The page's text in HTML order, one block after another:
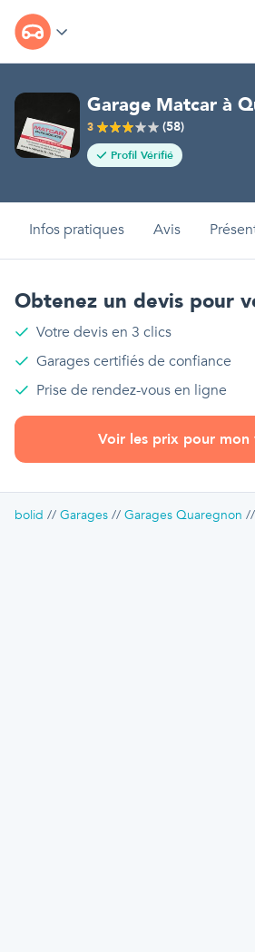
Garage Matcar à
3 (58)
Profil Vérifié
Infos pratiques Avis
Obtenez un devis pour
Votre devis en 3 clics
Garages certifiés de confiance
Prise de rendez-vous en ligne
Voir les prix pour mon
bolid Garages Garages Quaregnon